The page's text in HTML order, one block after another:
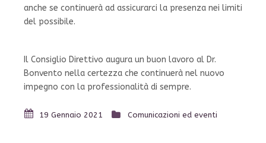
anche se continuerà ad assicurarci la presenza nei limiti
del possibile.
Il Consiglio Direttivo augura un buon lavoro al Dr.
Bonvento nella certezza che continuerà nel nuovo
impegno con la professionalità di sempre.
19 Gennaio 2021 Comunicazioni ed eventi